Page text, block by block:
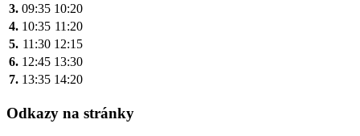
3. 09:35 10:20
4. 10:35 11:20
5. 11:30 12:15
6. 12:45 13:30
7. 13:35 14:20
Odkazy na stránky